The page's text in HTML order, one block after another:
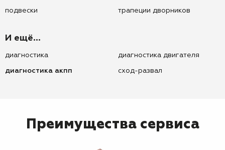
подвески трапеции дворников
И ещё...
диагностика
диагностика акпп
диагностика двигателя
сход-развал
Преимущества сервиса